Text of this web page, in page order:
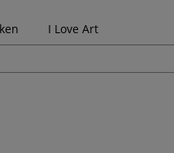
I Love Art